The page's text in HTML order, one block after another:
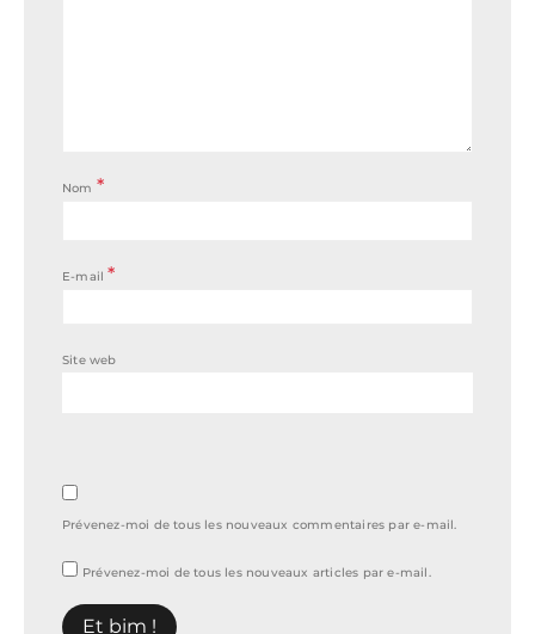
Nom *
E-mail*
Site web
Prévenez-moi de tous les nouveaux commentaires par e-mail.
Prévenez-moi de tous les nouveaux articles par e-mail.